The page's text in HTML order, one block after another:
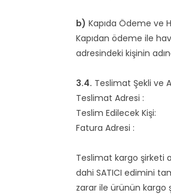
b) Kapıda Ödeme ve
Kapıdan ödeme ile
adresindeki kişinin
3.4. Teslimat Şekli ve
Teslimat Adresi :
Teslim Edilecek Kişi:
Fatura Adresi :
Teslimat kargo şirketi
dahi SATICI edimini
zarar ile ürünün kargo